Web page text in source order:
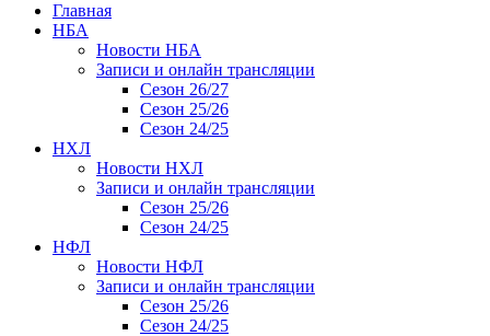
Главная
НБА
Новости НБА
Записи и онлайн трансляции
Сезон 26/27
Сезон 25/26
Сезон 24/25
НХЛ
Новости НХЛ
Записи и онлайн трансляции
Сезон 25/26
Сезон 24/25
НФЛ
Новости НФЛ
Записи и онлайн трансляции
Сезон 25/26
Сезон 24/25